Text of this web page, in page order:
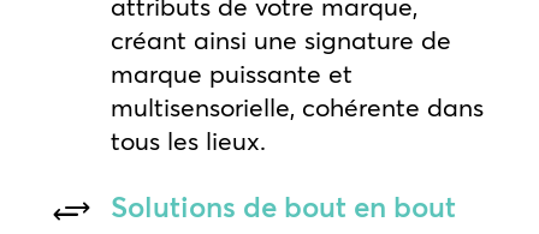
créant ainsi une signature de
marque puissante et
multisensorielle, cohérente dans
tous les lieux.
+ Solutions de bout en bout